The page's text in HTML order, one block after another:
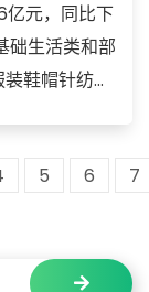
亿元，同比下
础生活类和部
鞋帽针纺织
23.7%、
5 6 7